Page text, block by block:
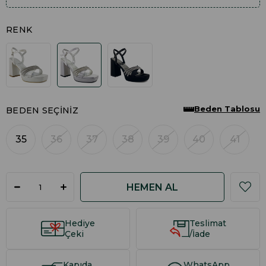
RENK
BEDEN SEÇINIZ
35 36 37 38 39 40 41
Beden Tablosu
Hediye
Çeki
Teslimat
/İade